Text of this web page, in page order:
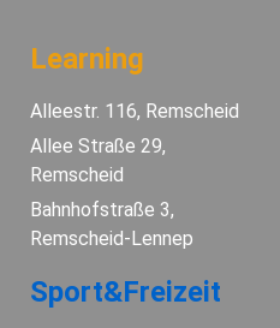
Learning
Alleestr. 116, Remscheid
Allee Straße 29,
Remscheid
Bahnhofstraße 3,
Remscheid-Lennep
Sport&Freizeit